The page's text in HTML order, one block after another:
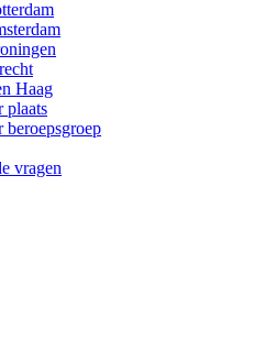
Haag
plaats
beroepsgroep
vragen